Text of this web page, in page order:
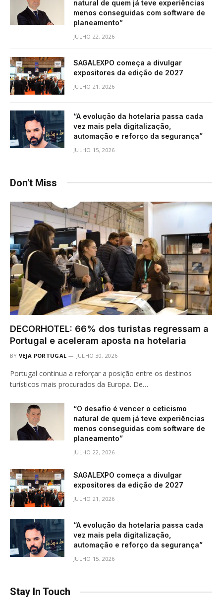
natural de quem já teve experiências
menos conseguidas com software de
planeamento”
JULHO 22, 2026
SAGALEXPO começa a divulgar
expositores da edição de 2027
JULHO 21, 2026
“A evolução da hotelaria passa cada
vez mais pela digitalização,
automação e reforço da segurança”
JULHO 15, 2026
Don't Miss
DECORHOTEL: 66% dos turistas regressam a
Portugal e aceleram aposta na hotelaria
BY VEJA PORTUGAL JULHO 30, 2026
Portugal continua a reforçar a posição entre os destinos
turísticos mais procurados da Europa. De…
“O desafio é vencer o ceticismo
natural de quem já teve experiências
menos conseguidas com software de
planeamento”
JULHO 22, 2026
SAGALEXPO começa a divulgar
expositores da edição de 2027
JULHO 21, 2026
“A evolução da hotelaria passa cada
vez mais pela digitalização,
automação e reforço da segurança”
JULHO 15, 2026
Stay In Touch